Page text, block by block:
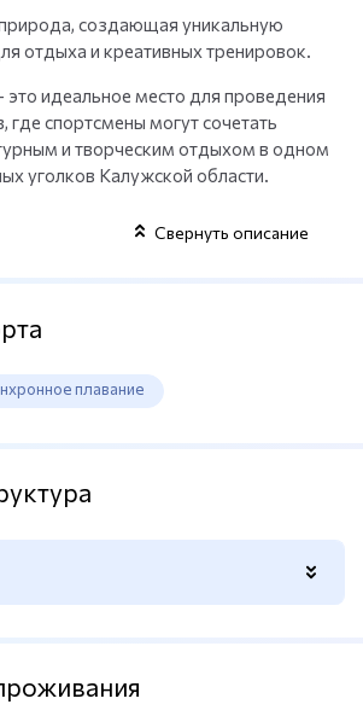
создающая уникальную
отдыха и креативных тренировок.
идеальное место для проведения
где спортсмены могут сочетать
и творческим отдыхом в одном
уголков Калужской области.
Свернуть описание
плавание